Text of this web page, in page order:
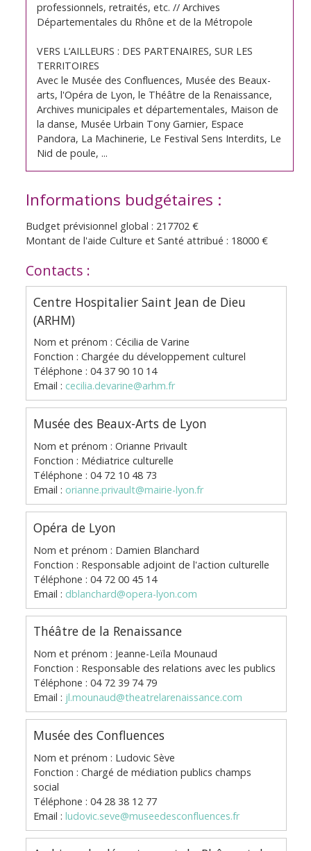
professionnels, retraités, etc. // Archives
Départementales du Rhône et de la Métropole
VERS L’AILLEURS : DES PARTENAIRES, SUR LES
TERRITOIRES
Avec le Musée des Confluences, Musée des Beaux-
arts, l'Opéra de Lyon, le Théâtre de la Renaissance,
Archives municipales et départementales, Maison de
la danse, Musée Urbain Tony Garnier, Espace
Pandora, La Machinerie, Le Festival Sens Interdits, Le
Nid de poule, ...
Informations budgétaires :
Budget prévisionnel global : 217702 €
Montant de l'aide Culture et Santé attribué : 18000 €
Contacts :
Centre Hospitalier Saint Jean de Dieu
(ARHM)
Nom et prénom : Cécilia de Varine
Fonction : Chargée du développement culturel
Téléphone : 04 37 90 10 14
Email : cecilia.devarine@arhm.fr
Musée des Beaux-Arts de Lyon
Nom et prénom : Orianne Privault
Fonction : Médiatrice culturelle
Téléphone : 04 72 10 48 73
Email : orianne.privault@mairie-lyon.fr
Opéra de Lyon
Nom et prénom : Damien Blanchard
Fonction : Responsable adjoint de l'action culturelle
Téléphone : 04 72 00 45 14
Email : dblanchard@opera-lyon.com
Théâtre de la Renaissance
Nom et prénom : Jeanne-Leïla Mounaud
Fonction : Responsable des relations avec les publics
Téléphone : 04 72 39 74 79
Email : jl.mounaud@theatrelarenaissance.com
Musée des Confluences
Nom et prénom : Ludovic Sève
Fonction : Chargé de médiation publics champs
social
Téléphone : 04 28 38 12 77
Email : ludovic.seve@museedesconfluences.fr